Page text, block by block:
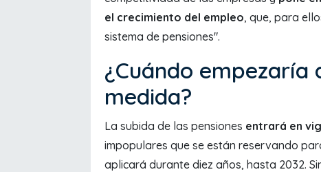
el crecimiento del empleo, que, para
sistema de pensiones".
¿Cuándo empezaría
medida?
La subida de las pensiones entrará en
impopulares que se están reservando
aplicará durante diez años, hasta 2032.